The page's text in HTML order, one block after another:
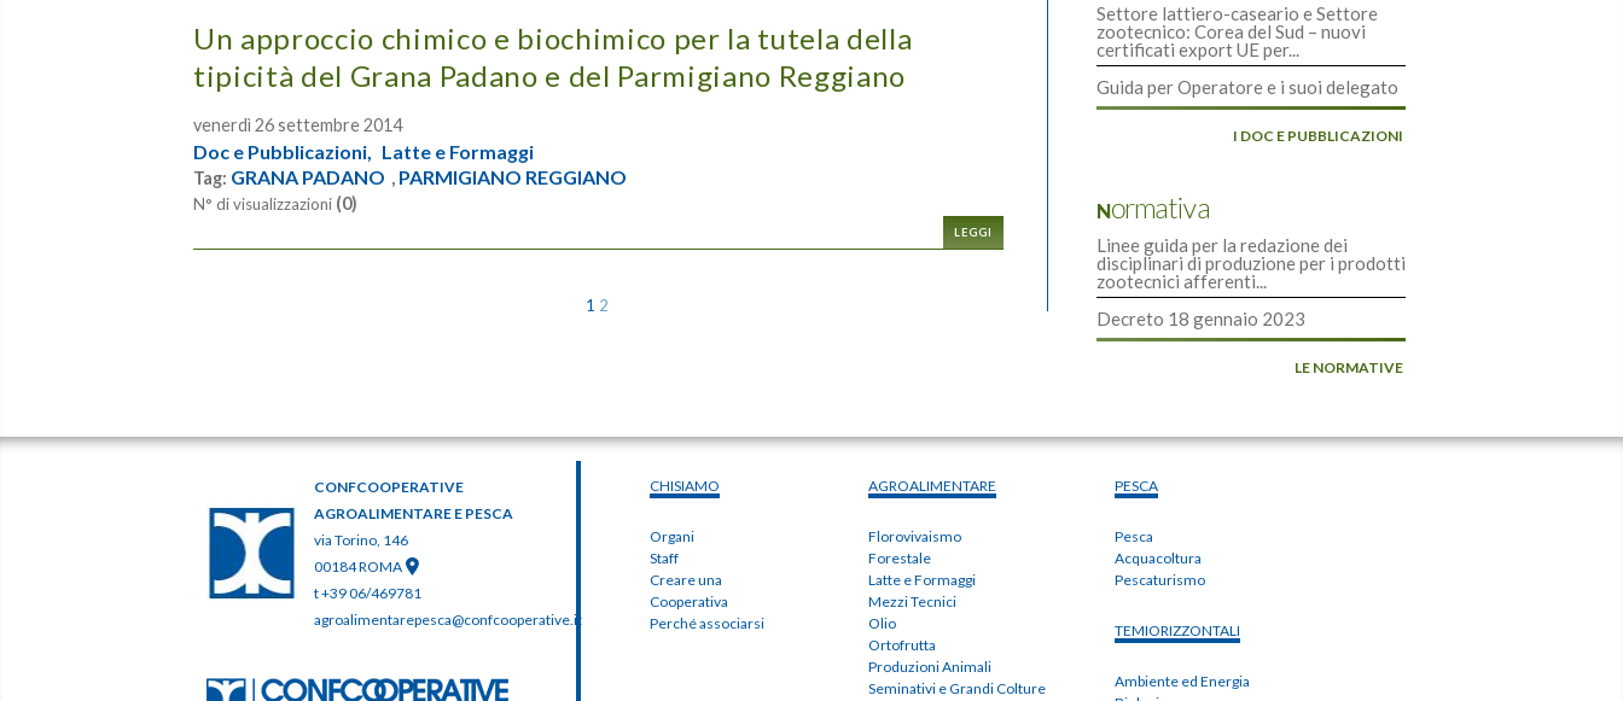
Un approccio chimico e biochimico per la tutela della
tipicità del Grana Padano e del Parmigiano Reggiano
venerdì 26 settembre 2014
Doc e Pubblicazioni, Latte e Formaggi
Tag: GRANA PADANO , PARMIGIANO REGGIANO
N° di visualizzazioni (0)
LEGGI
1 2
Settore lattiero-caseario e Settore
zootecnico: Corea del Sud – nuovi
certificati export UE per...
Guida per Operatore e i suoi delegato
I DOC E PUBBLICAZIONI
Normativa
Linee guida per la redazione dei
disciplinari di produzione per i prodotti
zootecnici afferenti...
Decreto 18 gennaio 2023
LE NORMATIVE
CONFCOOPERATIVE
AGROALIMENTARE E PESCA
via Torino, 146
00184 ROMA
t +39 06/469781
agroalimentarepesca@confcooperative.it
CHISIAMO
Organi
Staff
Creare una
Cooperativa
Perché associarsi
AGROALIMENTARE
Florovivaismo
Forestale
Latte e Formaggi
Mezzi Tecnici
Olio
Ortofrutta
Produzioni Animali
Seminativi e Grandi Colture
PESCA
Pesca
Acquacoltura
Pescaturismo
TEMIORIZZONTALI
Ambiente ed Energia